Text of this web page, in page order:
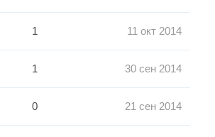
1 11 окт 2014
1 30 сен 2014
0 21 сен 2014